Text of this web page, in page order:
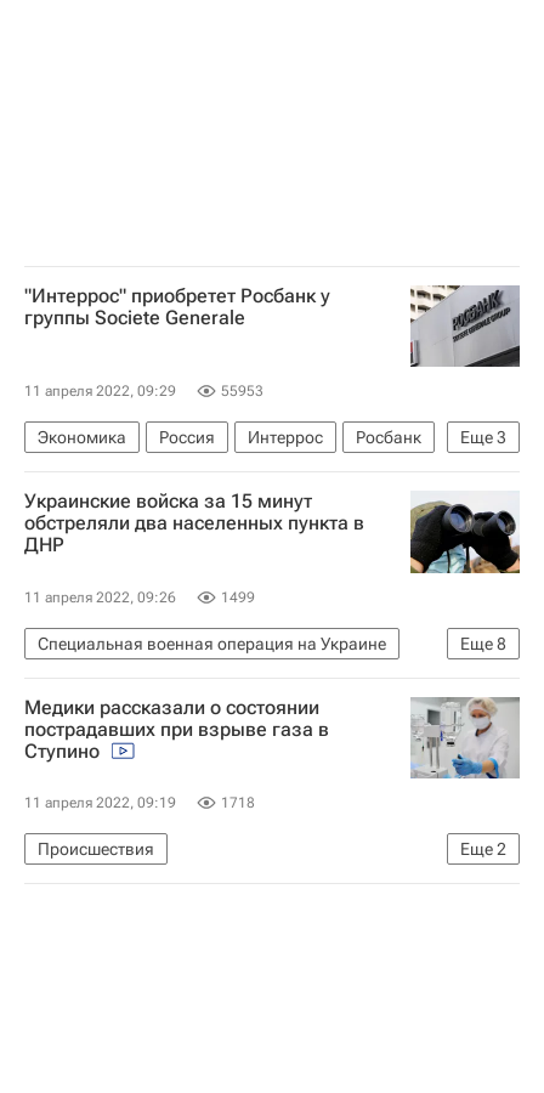
"Интеррос" приобретет Росбанк у
группы Societe Generale
11 апреля 2022, 09:29 55953
Еще3
Экономика Россия Интеррос
Росбанк
Societe Generale
Владимир Потанин
Украина
Украинские войска за 15 минут
обстреляли два населенных пункта в
ДНР
11 апреля 2022, 09:26 1499
Еще8
Специальная военная операция на Украине
В мире
Донецк
Докучаевск
Вооруженные силы Украины
Донбасс
ДНР
Признание ДНР и ЛНР в России
Ситуация в ДНР и ЛНР
Медики рассказали о состоянии
пострадавших при взрыве газа в
Ступино
11 апреля 2022, 09:19 1718
Еще2
Происшествия
Взрыв газа в жилом доме в Ступино
Ступино